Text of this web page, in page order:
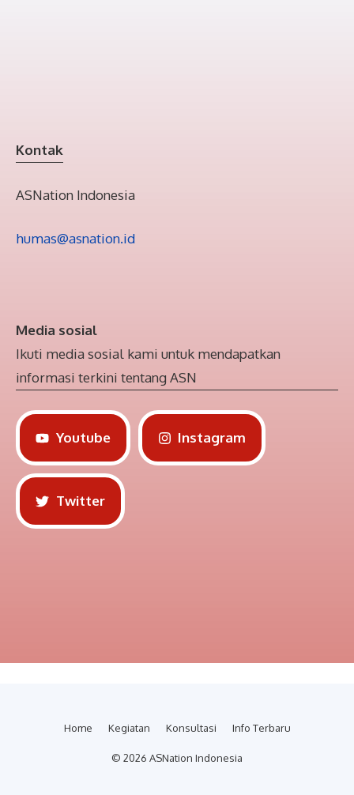
Kontak
ASNation Indonesia
humas@asnation.id
Media sosial
Ikuti media sosial kami untuk mendapatkan
informasi terkini tentang ASN
Youtube Instagram
Twitter
Home Kegiatan Konsultasi Info Terbaru
© 2026 ASNation Indonesia